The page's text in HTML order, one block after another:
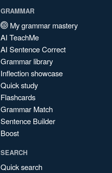
GRAMMAR
My grammar mastery
AI TeachMe
AI Sentence Correct
Grammar library
Inflection showcase
Quick study
Flashcards
Grammar Match
Sentence Builder
Boost
SEARCH
Quick search